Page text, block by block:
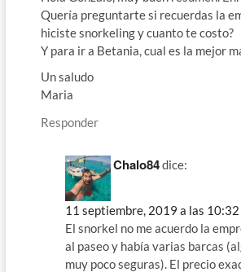
Quería preguntarte si recuerdas la
hiciste snorkeling y cuanto te costo?
Y para ir a Betania, cual es la mejor
Un saludo
Maria
Responder
Chalo84dice:
11 septiembre, 2019 a las 10:32
El snorkel no me acuerdo la
al paseo y había varias barcas
muy poco seguras). El precio